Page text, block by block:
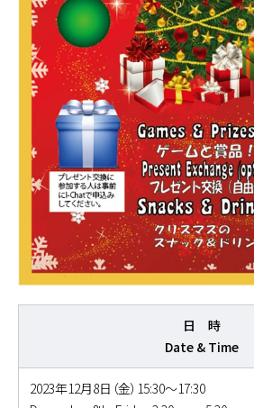
日 時
Date & Time
2023年12月8日（金）15:30～17:30